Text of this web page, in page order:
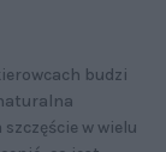
budzi
w wielu